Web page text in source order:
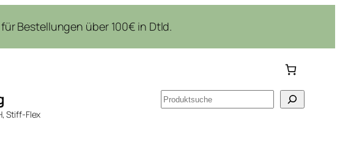
Bestellungen über 100€ in Dtld.
Suchen
Stiff-Flex